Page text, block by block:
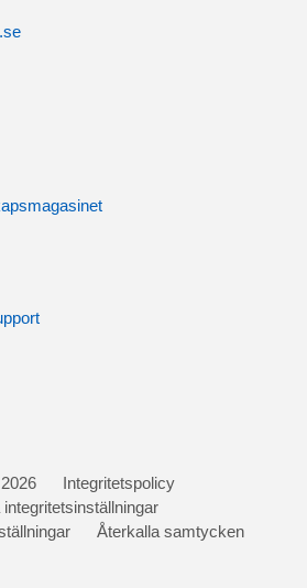
Integritetspolicy
integritetsinställningar
Återkalla samtycken